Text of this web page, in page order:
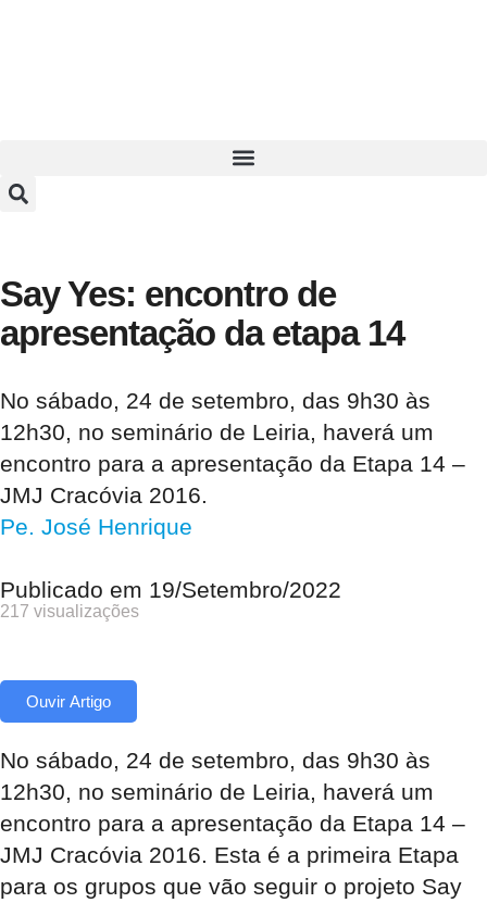
Say Yes: encontro de
apresentação da etapa 14
No sábado, 24 de setembro, das 9h30 às
12h30, no seminário de Leiria, haverá um
encontro para a apresentação da Etapa 14 –
JMJ Cracóvia 2016.
Pe. José Henrique
Publicado em 19/Setembro/2022
217 visualizações
Ouvir Artigo
No sábado, 24 de setembro, das 9h30 às
12h30, no seminário de Leiria, haverá um
encontro para a apresentação da Etapa 14 –
JMJ Cracóvia 2016. Esta é a primeira Etapa
para os grupos que vão seguir o projeto Say